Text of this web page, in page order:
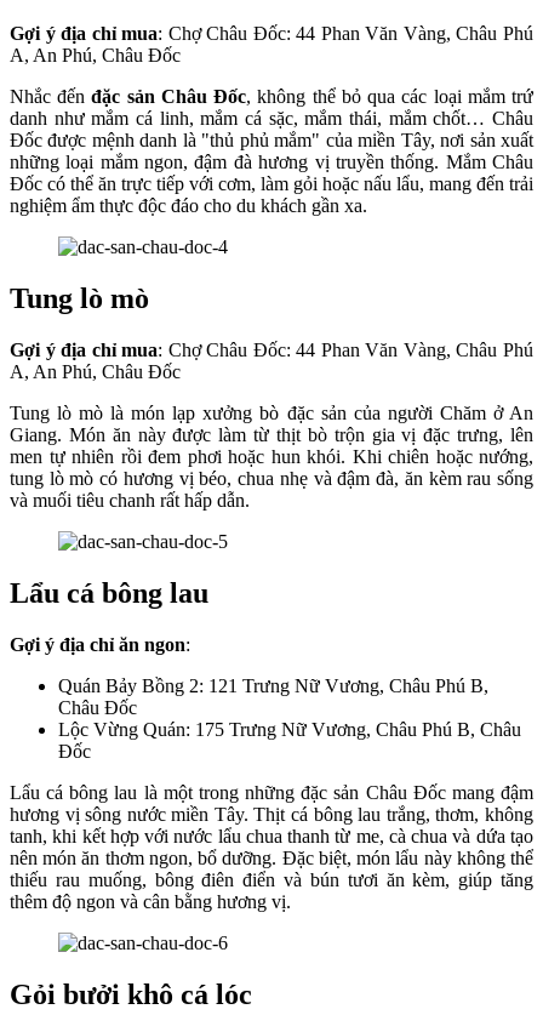
Gợi ý địa chỉ mua: Chợ Châu Đốc: 44 Phan Văn Vàng, Châu Phú
A, An Phú, Châu Đốc
Nhắc đếnđặc sản Châu Đốc, không thể bỏ qua các loại mắm trứ
danh như mắm cá linh, mắm cá sặc, mắm thái, mắm chốt… Châu
Đốc được mệnh danh là "thủ phủ mắm" của miền Tây, nơi sản xuất
những loại mắm ngon, đậm đà hương vị truyền thống. Mắm Châu
Đốc có thể ăn trực tiếp với cơm, làm gỏi hoặc nấu lẩu, mang đến trải
nghiệm ẩm thực độc đáo cho du khách gần xa.
Tung lò mò
Gợi ý địa chỉ mua: Chợ Châu Đốc: 44 Phan Văn Vàng, Châu Phú
A, An Phú, Châu Đốc
Tung lò mò là món lạp xưởng bò đặc sản của người Chăm ở An
Giang. Món ăn này được làm từ thịt bò trộn gia vị đặc trưng, lên
men tự nhiên rồi đem phơi hoặc hun khói. Khi chiên hoặc nướng,
tung lò mò có hương vị béo, chua nhẹ và đậm đà, ăn kèm rau sống
và muối tiêu chanh rất hấp dẫn.
Lẩu cá bông lau
Gợi ý địa chỉ ăn ngon:
Quán Bảy Bồng 2: 121 Trưng Nữ Vương, Châu Phú B,
Châu Đốc
Lộc Vừng Quán: 175 Trưng Nữ Vương, Châu Phú B, Châu
Đốc
Lẩu cá bông lau là một trong những đặc sản Châu Đốc mang đậm
hương vị sông nước miền Tây. Thịt cá bông lau trắng, thơm, không
tanh, khi kết hợp với nước lẩu chua thanh từ me, cà chua và dứa tạo
nên món ăn thơm ngon, bổ dưỡng. Đặc biệt, món lẩu này không thể
thiếu rau muống, bông điên điển và bún tươi ăn kèm, giúp tăng
thêm độ ngon và cân bằng hương vị.
Gỏi bưởi khô cá lóc